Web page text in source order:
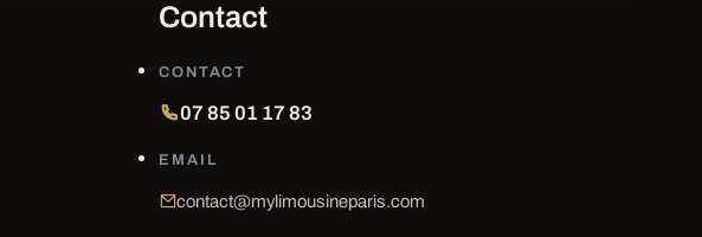
Contact
CONTACT
07 85 01 17 83
EMAIL
contact@mylimousineparis.com